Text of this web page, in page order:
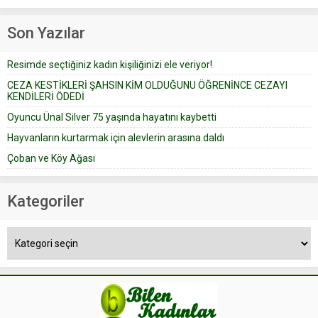
Çoban koyunları alır gider. Aylar...
Prudence’ isimli tavsiye köşesine
yapıştırdığı için düğünden...
Son Yazılar
Resimde seçtiğiniz kadın kişiliğinizi ele veriyor!
CEZA KESTİKLERİ ŞAHSIN KİM OLDUĞUNU ÖĞRENİNCE CEZAYI
KENDİLERİ ÖDEDİ
Oyuncu Ünal Silver 75 yaşında hayatını kaybetti
Hayvanların kurtarmak için alevlerin arasına daldı
Çoban ve Köy Ağası
Kategoriler